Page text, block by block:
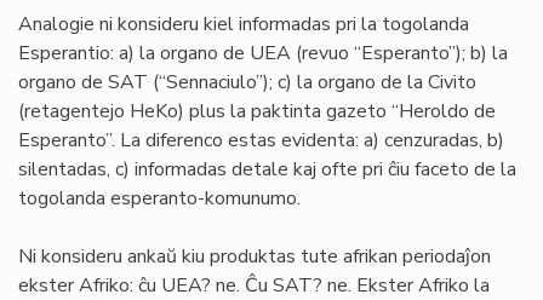
Analogie ni konsideru kiel informadas pri la togolanda
Esperantio: a) la organo de UEA (revuo “Esperanto”); b) la
organo de SAT (“Sennaciulo”); c) la organo de la Civito
(retagentejo HeKo) plus la paktinta gazeto “Heroldo de
Esperanto”. La diferenco estas evidenta: a) cenzuradas, b)
silentadas, c) informadas detale kaj ofte pri ĉiu faceto de la
togolanda esperanto-komunumo.
Ni konsideru ankaŭ kiu produktas tute afrikan periodaĵon
ekster Afriko: ĉu UEA? ne. Ĉu SAT? ne. Ekster Afriko la